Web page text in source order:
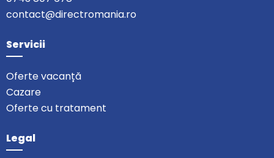
contact@directromania.ro
Servicii
Oferte vacanță
Cazare
Oferte cu tratament
Legal